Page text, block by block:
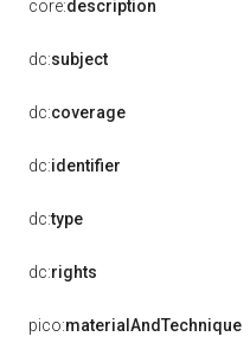
core:description
dc:subject
dc:coverage
dc:identifier
dc:type
dc:rights
pico:materialAndTechnique